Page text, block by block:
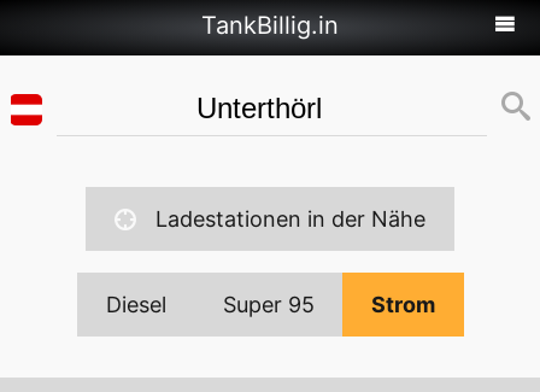
TankBillig.in
Ladestationen in der Nähe
Diesel Super 95 Strom